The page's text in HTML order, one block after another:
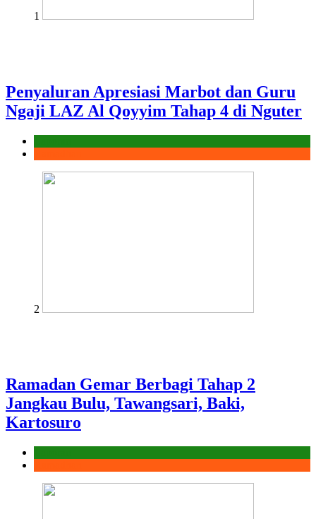
1
Penyaluran Apresiasi Marbot dan Guru
Ngaji LAZ Al Qoyyim Tahap 4 di Nguter
2
Ramadan Gemar Berbagi Tahap 2
Jangkau Bulu, Tawangsari, Baki,
Kartosuro